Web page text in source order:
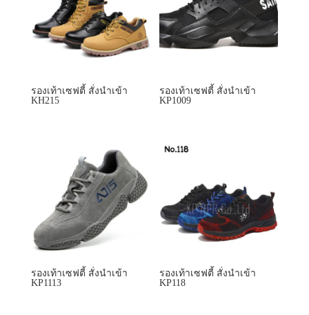
รองเท้าเซฟตี้ สั่งนำเข้า
KH215
รองเท้าเซฟตี้ สั่งนำเข้า
KP1009
รองเท้าเซฟตี้ สั่งนำเข้า
KP1113
รองเท้าเซฟตี้ สั่งนำเข้า
KP118